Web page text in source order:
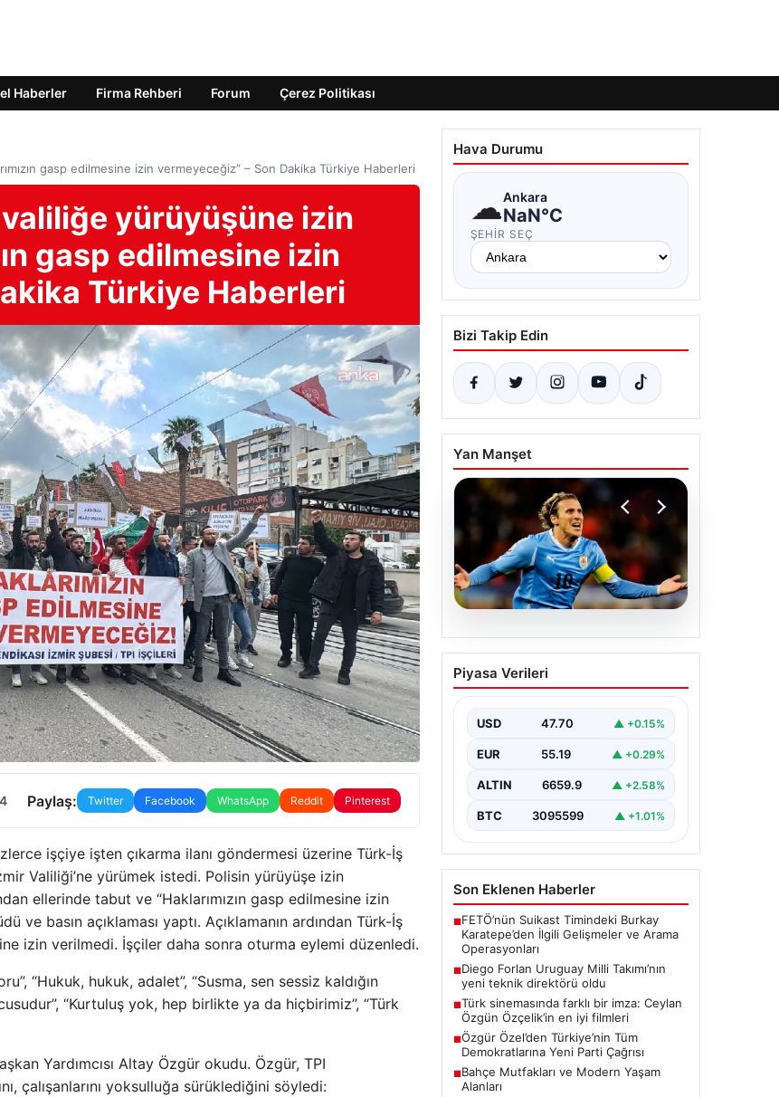
Haberler Firma Rehberi Forum Çerez Politikası
gasp edilmesine izin vermeyeceğiz” – Son Dakika Türkiye Haberleri
yürüyüşüne izin
gasp edilmesine izin
Türkiye Haberleri
Paylaş: Twitter Facebook WhatsApp Reddit Pinterest
işçiye işten çıkarma ilanı göndermesi üzerine Türk-İş
Valiliği’ne yürümek istedi. Polisin yürüyüşe izin
ellerinde tabut ve “Haklarımızın gasp edilmesine izin
ve basın açıklaması yaptı. Açıklamanın ardından Türk-İş
izin verilmedi. İşçiler daha sonra oturma eylemi düzenledi.
“Hukuk, hukuk, adalet”, “Susma, sen sessiz kaldığın
“Kurtuluş yok, hep birlikte ya da hiçbirimiz”, “Türk
Yardımcısı Altay Özgür okudu. Özgür, TPI
çalışanlarını yoksulluğa sürüklediğini söyledi:
Hava Durumu
☁Ankara
NaN°C
ŞEHIR SEÇ
Bizi Takip Edin
Yan Manşet
06.08.2026
Diego Forlan Uruguay
Milli Takımı’nın yeni
Piyasa Verileri
USD 47.70 ▲ +0.15%
EUR 55.19 ▲ +0.29%
ALTIN 6659.9 ▲ +2.58%
BTC 3095599 ▲ +1.01%
Son Eklenen Haberler
■FETÖ’nün Suikast Timindeki Burkay
Karatepe’den İlgili Gelişmeler ve Arama
Operasyonları
■Diego Forlan Uruguay Milli Takımı’nın
yeni teknik direktörü oldu
■Türk sinemasında farklı bir imza: Ceylan
Özgün Özçelik’in en iyi filmleri
■Özgür Özel’den Türkiye’nin Tüm
Demokratlarına Yeni Parti Çağrısı
■Bahçe Mutfakları ve Modern Yaşam
Alanları